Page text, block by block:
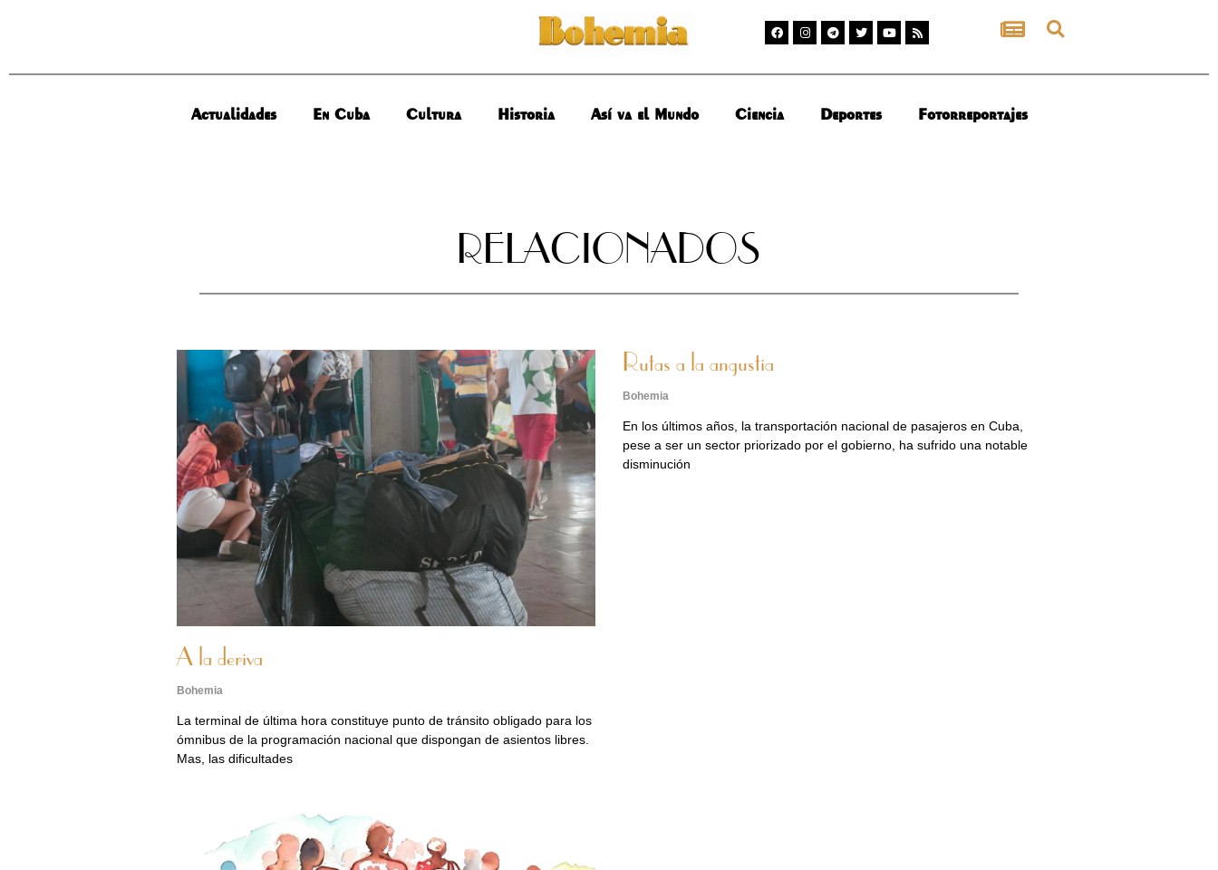
Actualidades En Cuba Cultura Historia Así va el Mundo Ciencia Deportes Fotorreportajes
RELACIONADOS
A la deriva
Bohemia
La terminal de última hora constituye punto de tránsito obligado para los
ómnibus de la programación nacional que dispongan de asientos libres.
Mas, las dificultades
Rutas a la angustia
Bohemia
En los últimos años, la transportación nacional de pasajeros en Cuba,
pese a ser un sector priorizado por el gobierno, ha sufrido una notable
disminución